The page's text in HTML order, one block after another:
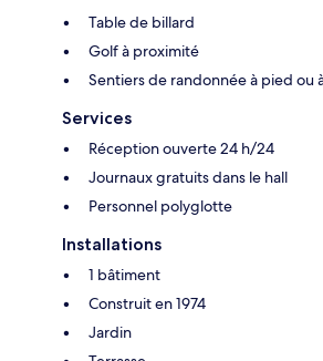
Table de billard
Golf à proximité
Sentiers de randonnée à pied ou
Services
Réception ouverte 24 h/24
Journaux gratuits dans le hall
Personnel polyglotte
Installations
1 bâtiment
Construit en 1974
Jardin